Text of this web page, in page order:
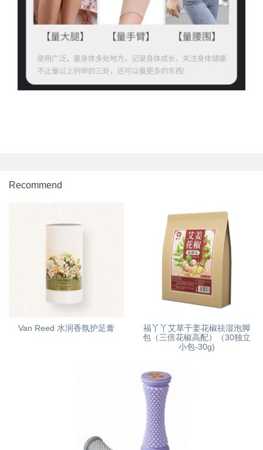
Recommend
Van Reed 水润香氛护足膏
福丫丫艾草干姜花椒祛湿泡脚
包（三倍花椒高配）（30独立
小包-30g)